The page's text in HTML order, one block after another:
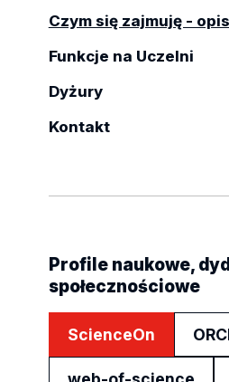
Czym się zajmuję -
Funkcje na Uczelni
Dyżury
Kontakt
Profile naukowe,
społecznościowe
ScienceOn